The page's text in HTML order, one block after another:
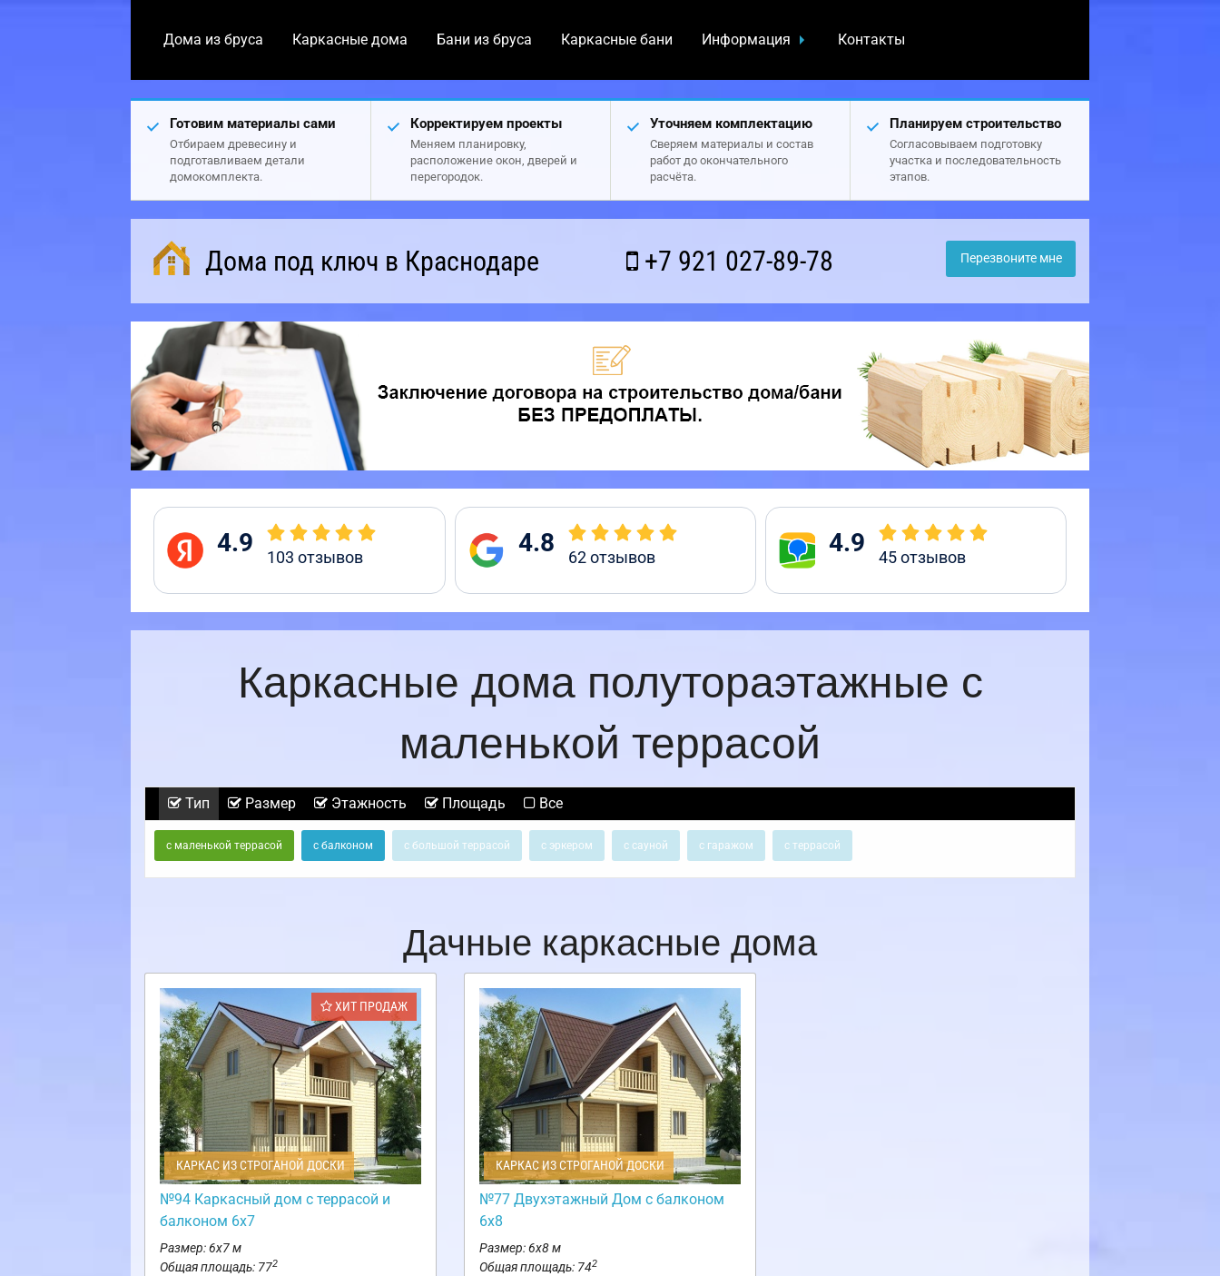
Дома из бруса Каркасные дома Бани из бруса Каркасные бани Информация Контакты
Готовим материалы сами
Отбираем древесину и
подготавливаем детали
домокомплекта.
Корректируем проекты
Меняем планировку,
расположение окон, дверей и
перегородок.
Уточняем комплектацию
Сверяем материалы и состав
работ до окончательного
расчёта.
Планируем строительство
Согласовываем подготовку
участка и последовательность
этапов.
Дома под ключ в Краснодаре +7 921 027-89-78 Перезвоните мне
4.9 103 отзывов 4.8 62отзывов 4.9 45отзывов
Каркасные дома полутораэтажные с
маленькой террасой
Тип Размер Этажность Площадь Все
с маленькой террасой с балконом с большой террасой с эркером с сауной с гаражом с террасой
Дачные каркасные дома
ХИТ ПРОДАЖ
КАРКАС ИЗ СТРОГАНОЙ ДОСКИ
№94 Каркасный дом с террасой и
балконом 6х7
Размер: 6х7 м
Общая площадь: 772
КАРКАС ИЗ СТРОГАНОЙ ДОСКИ
№77 Двухэтажный Дом с балконом
6х8
Размер: 6х8 м
Общая площадь: 742